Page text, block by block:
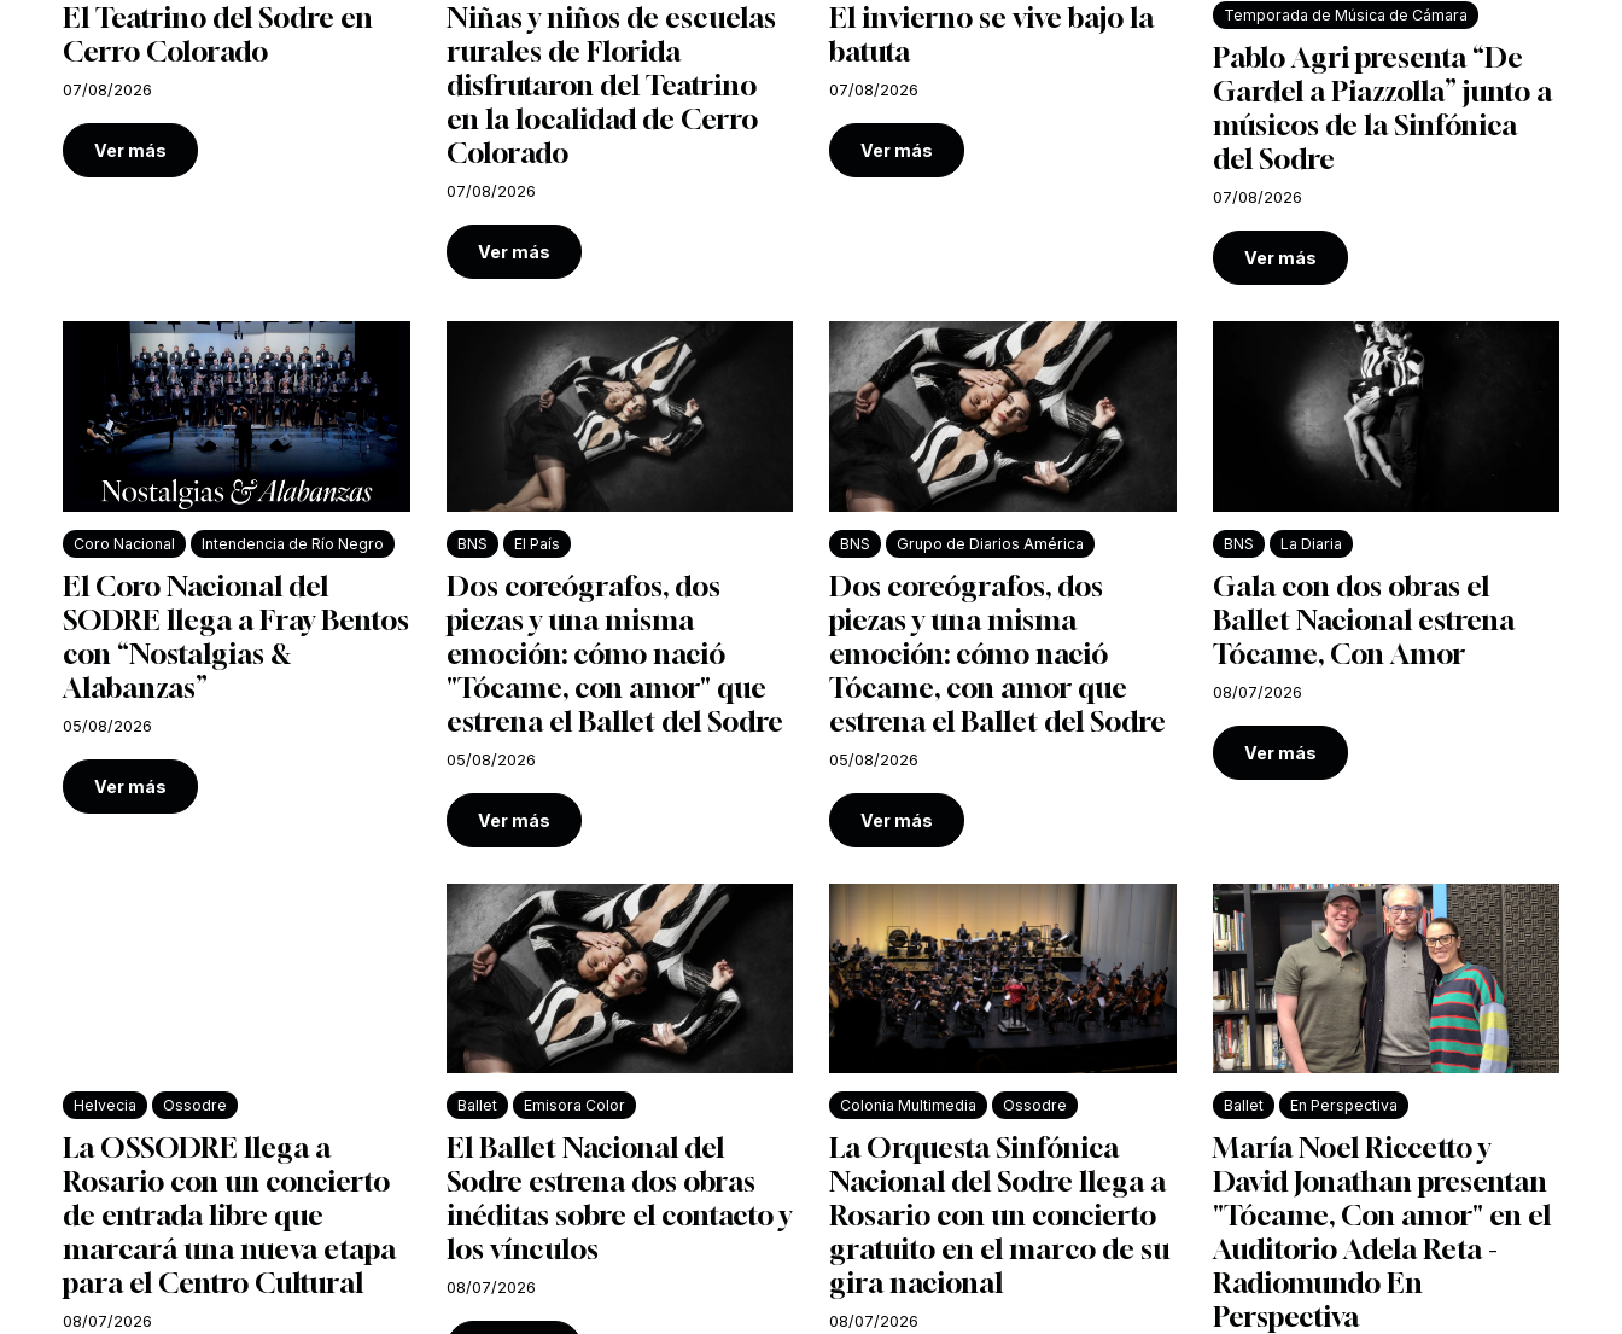
El Teatrino del Sodre en
Cerro Colorado
07/08/2026
Ver más
Niñas y niños de escuelas
rurales de Florida
disfrutaron del Teatrino
en la localidad de Cerro
Colorado
07/08/2026
Ver más
El invierno se vive bajo la
batuta
07/08/2026
Ver más
Temporada de Música de Cámara
Pablo Agri presenta “De
Gardel a Piazzolla” junto a
músicos de la Sinfónica
del Sodre
07/08/2026
Ver más
Coro Nacional Intendencia de Río Negro
El Coro Nacional del
SODRE llega a Fray Bentos
con “Nostalgias &
Alabanzas”
05/08/2026
Ver más
BNS El País
Dos coreógrafos, dos
piezas y una misma
emoción: cómo nació
"Tócame, con amor" que
estrena el Ballet del Sodre
05/08/2026
Ver más
BNS Grupo de Diarios América
Dos coreógrafos, dos
piezas y una misma
emoción: cómo nació
Tócame, con amor que
estrena el Ballet del Sodre
05/08/2026
Ver más
BNS La Diaria
Gala con dos obras el
Ballet Nacional estrena
Tócame, Con Amor
08/07/2026
Ver más
Helvecia Ossodre
La OSSODRE llega a
Rosario con un concierto
de entrada libre que
marcará una nueva etapa
para el Centro Cultural
08/07/2026
Ballet Emisora Color
El Ballet Nacional del
Sodre estrena dos obras
inéditas sobre el contacto y
los vínculos
08/07/2026
Colonia Multimedia Ossodre
La Orquesta Sinfónica
Nacional del Sodre llega a
Rosario con un concierto
gratuito en el marco de su
gira nacional
08/07/2026
Ballet En Perspectiva
María Noel Riccetto y
David Jonathan presentan
"Tócame, Con amor" en el
Auditorio Adela Reta -
Radiomundo En
Perspectiva